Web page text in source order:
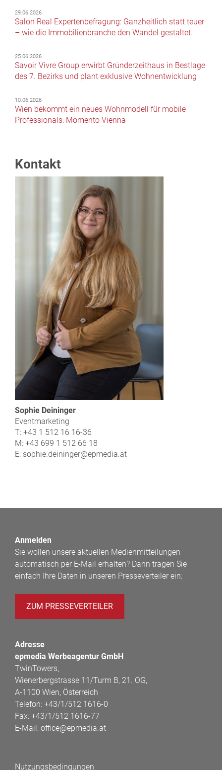
29.06.2026
Salon Real Expertenbefragung: Ganzheitlich statt teuer
– wie die Immobilienbranche den Wandel gestaltet.
25.06.2026
Savoir Vivre Group erwirbt Gründerzeithaus in Bestlage
des 7. Bezirks und plant exklusive Wohnentwicklung
10.06.2026
Wien bekommt ein neues Wohnmodell für mobile
Professionals: Momento Vienna
Kontakt
Sophie Deininger
Eventmarketing
T: +43 1 512 16 16-36
M: +43 699 1 512 66 18
E: sophie.deininger@epmedia.at
Anmelden
Sie wollen unsere aktuellen Medienmitteilungen
automatisch per E-Mail erhalten? Dann tragen Sie
einfach Ihre Daten in unseren Presseverteiler ein:
ZUM PRESSEVERTEILER
Adresse
epmedia Werbeagentur GmbH
TwinTowers,
Wienerbergstrasse 11/Turm B, 21. OG,
A-1100 Wien, Österreich
Telefon: +43/1/512 1616-0
Fax: +43/1/512 1616-77
E-Mail: office@epmedia.at
Nutzungsbedingungen